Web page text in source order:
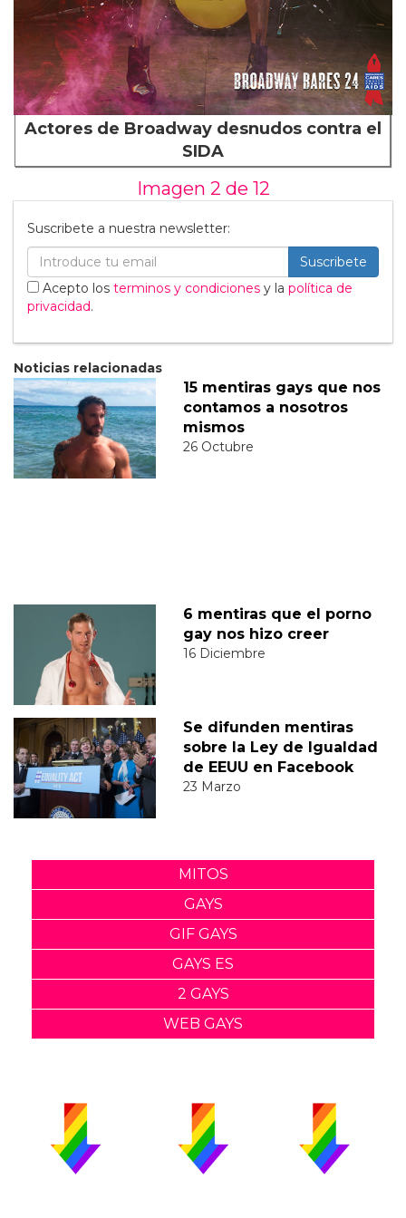
Actores de Broadway desnudos contra el
SIDA
Imagen 2 de 12
Suscribete a nuestra newsletter:
Suscribete
Acepto los terminos y condiciones y la política de
privacidad.
Noticias relacionadas
15 mentiras gays que nos
contamos a nosotros
mismos
26 Octubre
6 mentiras que el porno
gay nos hizo creer
16 Diciembre
Se difunden mentiras
sobre la Ley de Igualdad
de EEUU en Facebook
23 Marzo
MITOS
GAYS
GIF GAYS
GAYS ES
2 GAYS
WEB GAYS